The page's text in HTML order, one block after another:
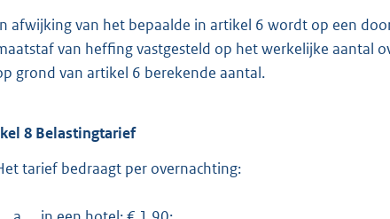
afwijking van het bepaalde in artikel 6 wordt op een
van heffing vastgesteld op het werkelijke aantal
grond van artikel 6 berekende aantal.
8 Belastingtarief
tarief bedraagt per overnachting: